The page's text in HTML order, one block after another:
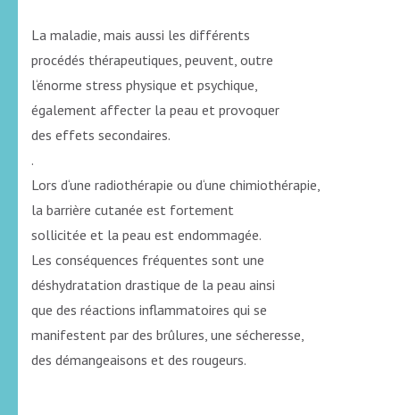
La maladie, mais aussi les différents
procédés thérapeutiques, peuvent, outre
l‘énorme stress physique et psychique,
également affecter la peau et provoquer
des effets secondaires.
.
Lors d‘une radiothérapie ou d‘une chimiothérapie,
la barrière cutanée est fortement
sollicitée et la peau est endommagée.
Les conséquences fréquentes sont une
déshydratation drastique de la peau ainsi
que des réactions inflammatoires qui se
manifestent par des brûlures, une sécheresse,
des démangeaisons et des rougeurs.